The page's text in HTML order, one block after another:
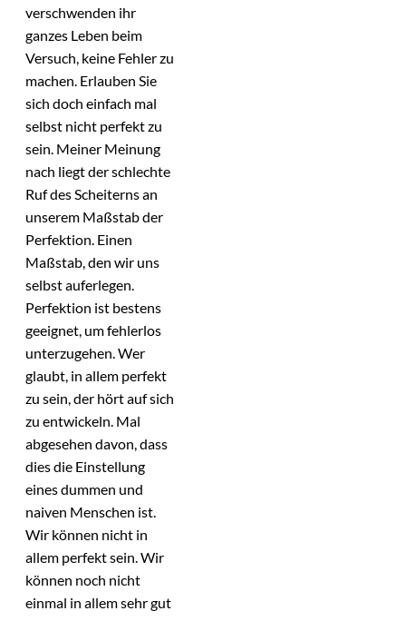
verschwenden ihr
ganzes Leben beim
Versuch, keine Fehler zu
machen. Erlauben Sie
sich doch einfach mal
selbst nicht perfekt zu
sein. Meiner Meinung
nach liegt der schlechte
Ruf des Scheiterns an
unserem Maßstab der
Perfektion. Einen
Maßstab, den wir uns
selbst auferlegen.
Perfektion ist bestens
geeignet, um fehlerlos
unterzugehen. Wer
glaubt, in allem perfekt
zu sein, der hört auf sich
zu entwickeln. Mal
abgesehen davon, dass
dies die Einstellung
eines dummen und
naiven Menschen ist.
Wir können nicht in
allem perfekt sein. Wir
können noch nicht
einmal in allem sehr gut